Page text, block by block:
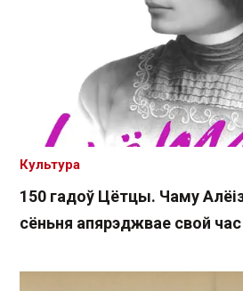
150 гадоў Цётцы. Чаму
сёньня апярэджвае свой час
Культура